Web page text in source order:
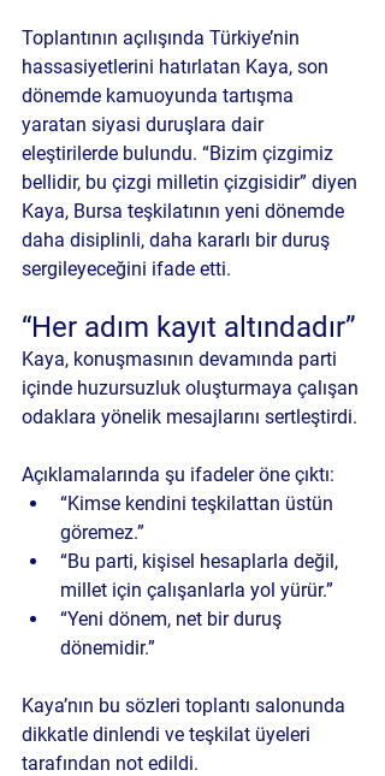
Toplantının açılışında Türkiye’nin
hassasiyetlerini hatırlatan Kaya, son
dönemde kamuoyunda tartışma
yaratan siyasi duruşlara dair
eleştirilerde bulundu. “Bizim çizgimiz
bellidir, bu çizgi milletin çizgisidir” diyen
Kaya, Bursa teşkilatının yeni dönemde
daha disiplinli, daha kararlı bir duruş
sergileyeceğini ifade etti.
“Her adım kayıt altındadır”
Kaya, konuşmasının devamında parti
içinde huzursuzluk oluşturmaya çalışan
odaklara yönelik mesajlarını sertleştirdi.
Açıklamalarında şu ifadeler öne çıktı:
“Kimse kendini teşkilattan üstün
göremez.”
“Bu parti, kişisel hesaplarla değil,
millet için çalışanlarla yol yürür.”
“Yeni dönem, net bir duruş
dönemidir.”
Kaya’nın bu sözleri toplantı salonunda
dikkatle dinlendi ve teşkilat üyeleri
tarafından not edildi.